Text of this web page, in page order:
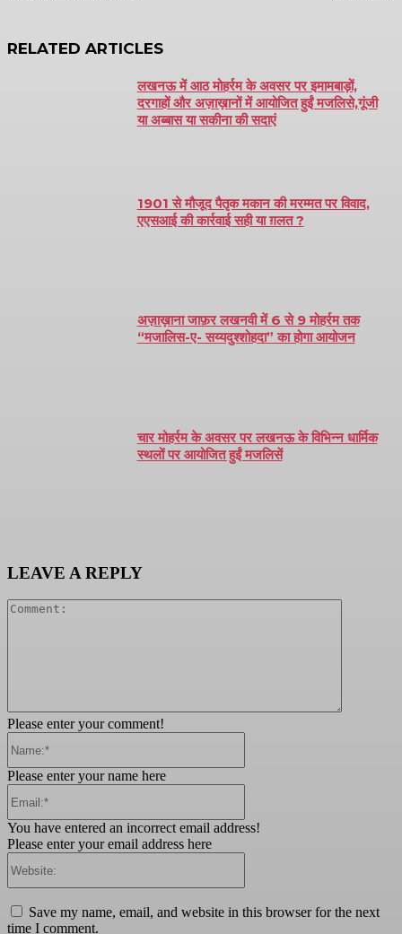
RELATED ARTICLES
लखनऊ में आठ मोहर्रम के अवसर पर इमामबाड़ों,
दरगाहों और अज़ाख़ानों में आयोजित हुईं मजलिसे,गूंजी
या अब्बास या सकीना की सदाएं
1901 से मौजूद पैतृक मकान की मरम्मत पर विवाद,
एएसआई की कार्रवाई सही या ग़लत ?
अज़ाख़ाना जाफ़र लखनवी में 6 से 9 मोहर्रम तक
“मजालिस-ए- सय्यदुश्शोहदा” का होगा आयोजन
चार मोहर्रम के अवसर पर लखनऊ के विभिन्न धार्मिक
स्थलों पर आयोजित हुईं मजलिसें
LEAVE A REPLY
Please enter your comment!
Please enter your name here
You have entered an incorrect email address!
Please enter your email address here
Save my name, email, and website in this browser for the next
time I comment.